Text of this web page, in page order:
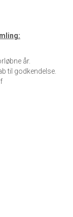
år.
til godkendelse.